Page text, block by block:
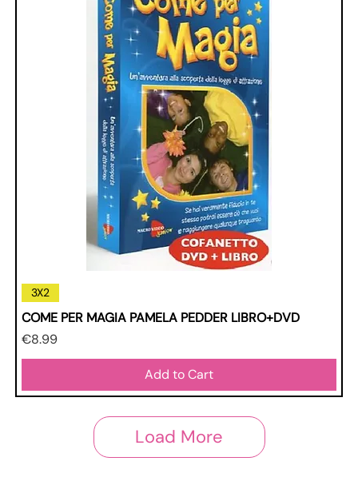
3X2
COME PER MAGIA PAMELA PEDDER LIBRO+DVD
Price
€8.99
Add to Cart
Load More